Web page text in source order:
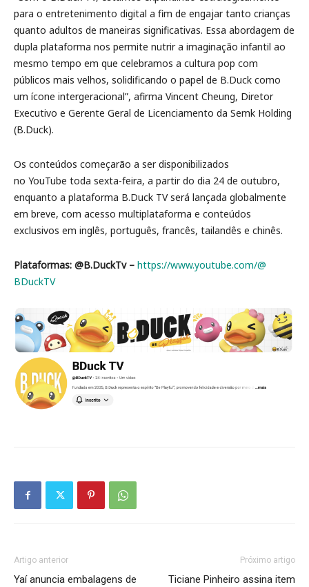
para o entretenimento digital a fim de engajar tanto crianças
quanto adultos de maneiras significativas. Essa abordagem de
dupla plataforma nos permite nutrir a imaginação infantil ao
mesmo tempo em que celebramos a cultura pop com
públicos mais velhos, solidificando o papel de B.Duck como
um ícone intergeracional”, afirma Vincent Cheung, Diretor
Executivo e Gerente Geral de Licenciamento da Semk Holding
(B.Duck).
Os conteúdos começarão a ser disponibilizados
no YouTube toda sexta-feira, a partir do dia 24 de outubro,
enquanto a plataforma B.Duck TV será lançada globalmente
em breve, com acesso multiplataforma e conteúdos
exclusivos em inglês, português, francês, tailandês e chinês.
Plataformas: @B.DuckTv – https://www.youtube.com/@
BDuckTV
Artigo anterior
Yaí anuncia embalagens de
Próximo artigo
Ticiane Pinheiro assina item